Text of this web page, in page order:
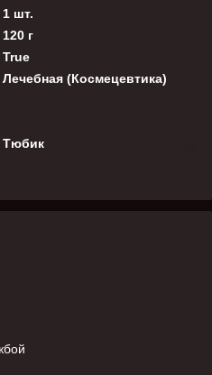
1 шт.
120 г
True
Лечебная (Космецевтика)
Тюбик